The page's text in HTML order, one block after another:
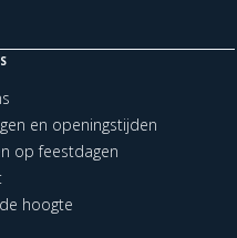
en openingstijden
op feestdagen
hoogte